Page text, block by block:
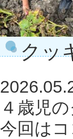
クッ
４歳児
今回は